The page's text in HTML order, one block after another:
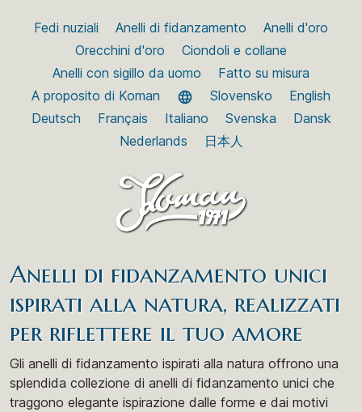
Fedi nuziali Anelli di fidanzamento
Anelli d'oro
Orecchini d'oro
Ciondoli e collane
Anelli con sigillo da uomo
Fatto su misura
A proposito di Koman
Slovensko
English
Deutsch
Français Italiano Svenska
Dansk
Nederlands
日本人
Anelli di fidanzamento unici
ispirati alla natura, realizzati
per riflettere il tuo amore
Gli anelli di fidanzamento ispirati alla natura offrono una
splendida collezione di anelli di fidanzamento unici che
traggono elegante ispirazione dalle forme e dai motivi